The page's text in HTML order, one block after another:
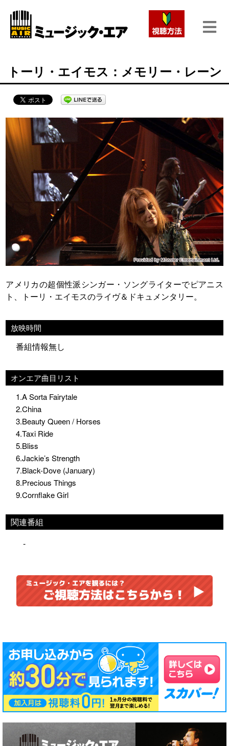
トーリ・エイモス：メモリー・レーン
アメリカの超個性派シンガー・ソングライターでピアニス
ト、トーリ・エイモスのライヴ＆ドキュメンタリー。
放映時間
番組情報無し
オンエア曲目リスト
1.A Sorta Fairytale
2.China
3.Beauty Queen / Horses
4.Taxi Ride
5.Bliss
6.Jackie’s Strength
7.Black-Dove (January)
8.Precious Things
9.Cornflake Girl
関連番組
-